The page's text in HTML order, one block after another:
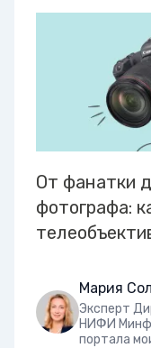
От фанатки
фотографа:
Мария
Эксперт
НИФИ
портала